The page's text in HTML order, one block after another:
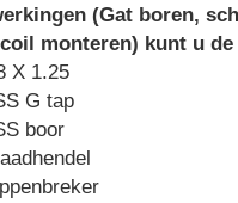
(Gat boren,
monteren) kunt u
X 1.25
G tap
boor